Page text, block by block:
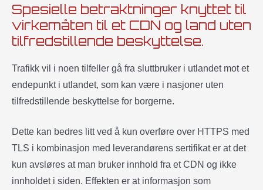
Spesielle betraktninger knyttet til
virkemåten til et CDN og land uten
tilfredstillende beskyttelse.
Trafikk vil i noen tilfeller gå fra sluttbruker i utlandet mot et
endepunkt i utlandet, som kan være i nasjoner uten
tilfredstillende beskyttelse for borgerne.
Dette kan bedres litt ved å kun overføre over HTTPS med
TLS i kombinasjon med leverandørens sertifikat er at det
kun avsløres at man bruker innhold fra et CDN og ikke
innholdet i siden. Effekten er at informasjon som